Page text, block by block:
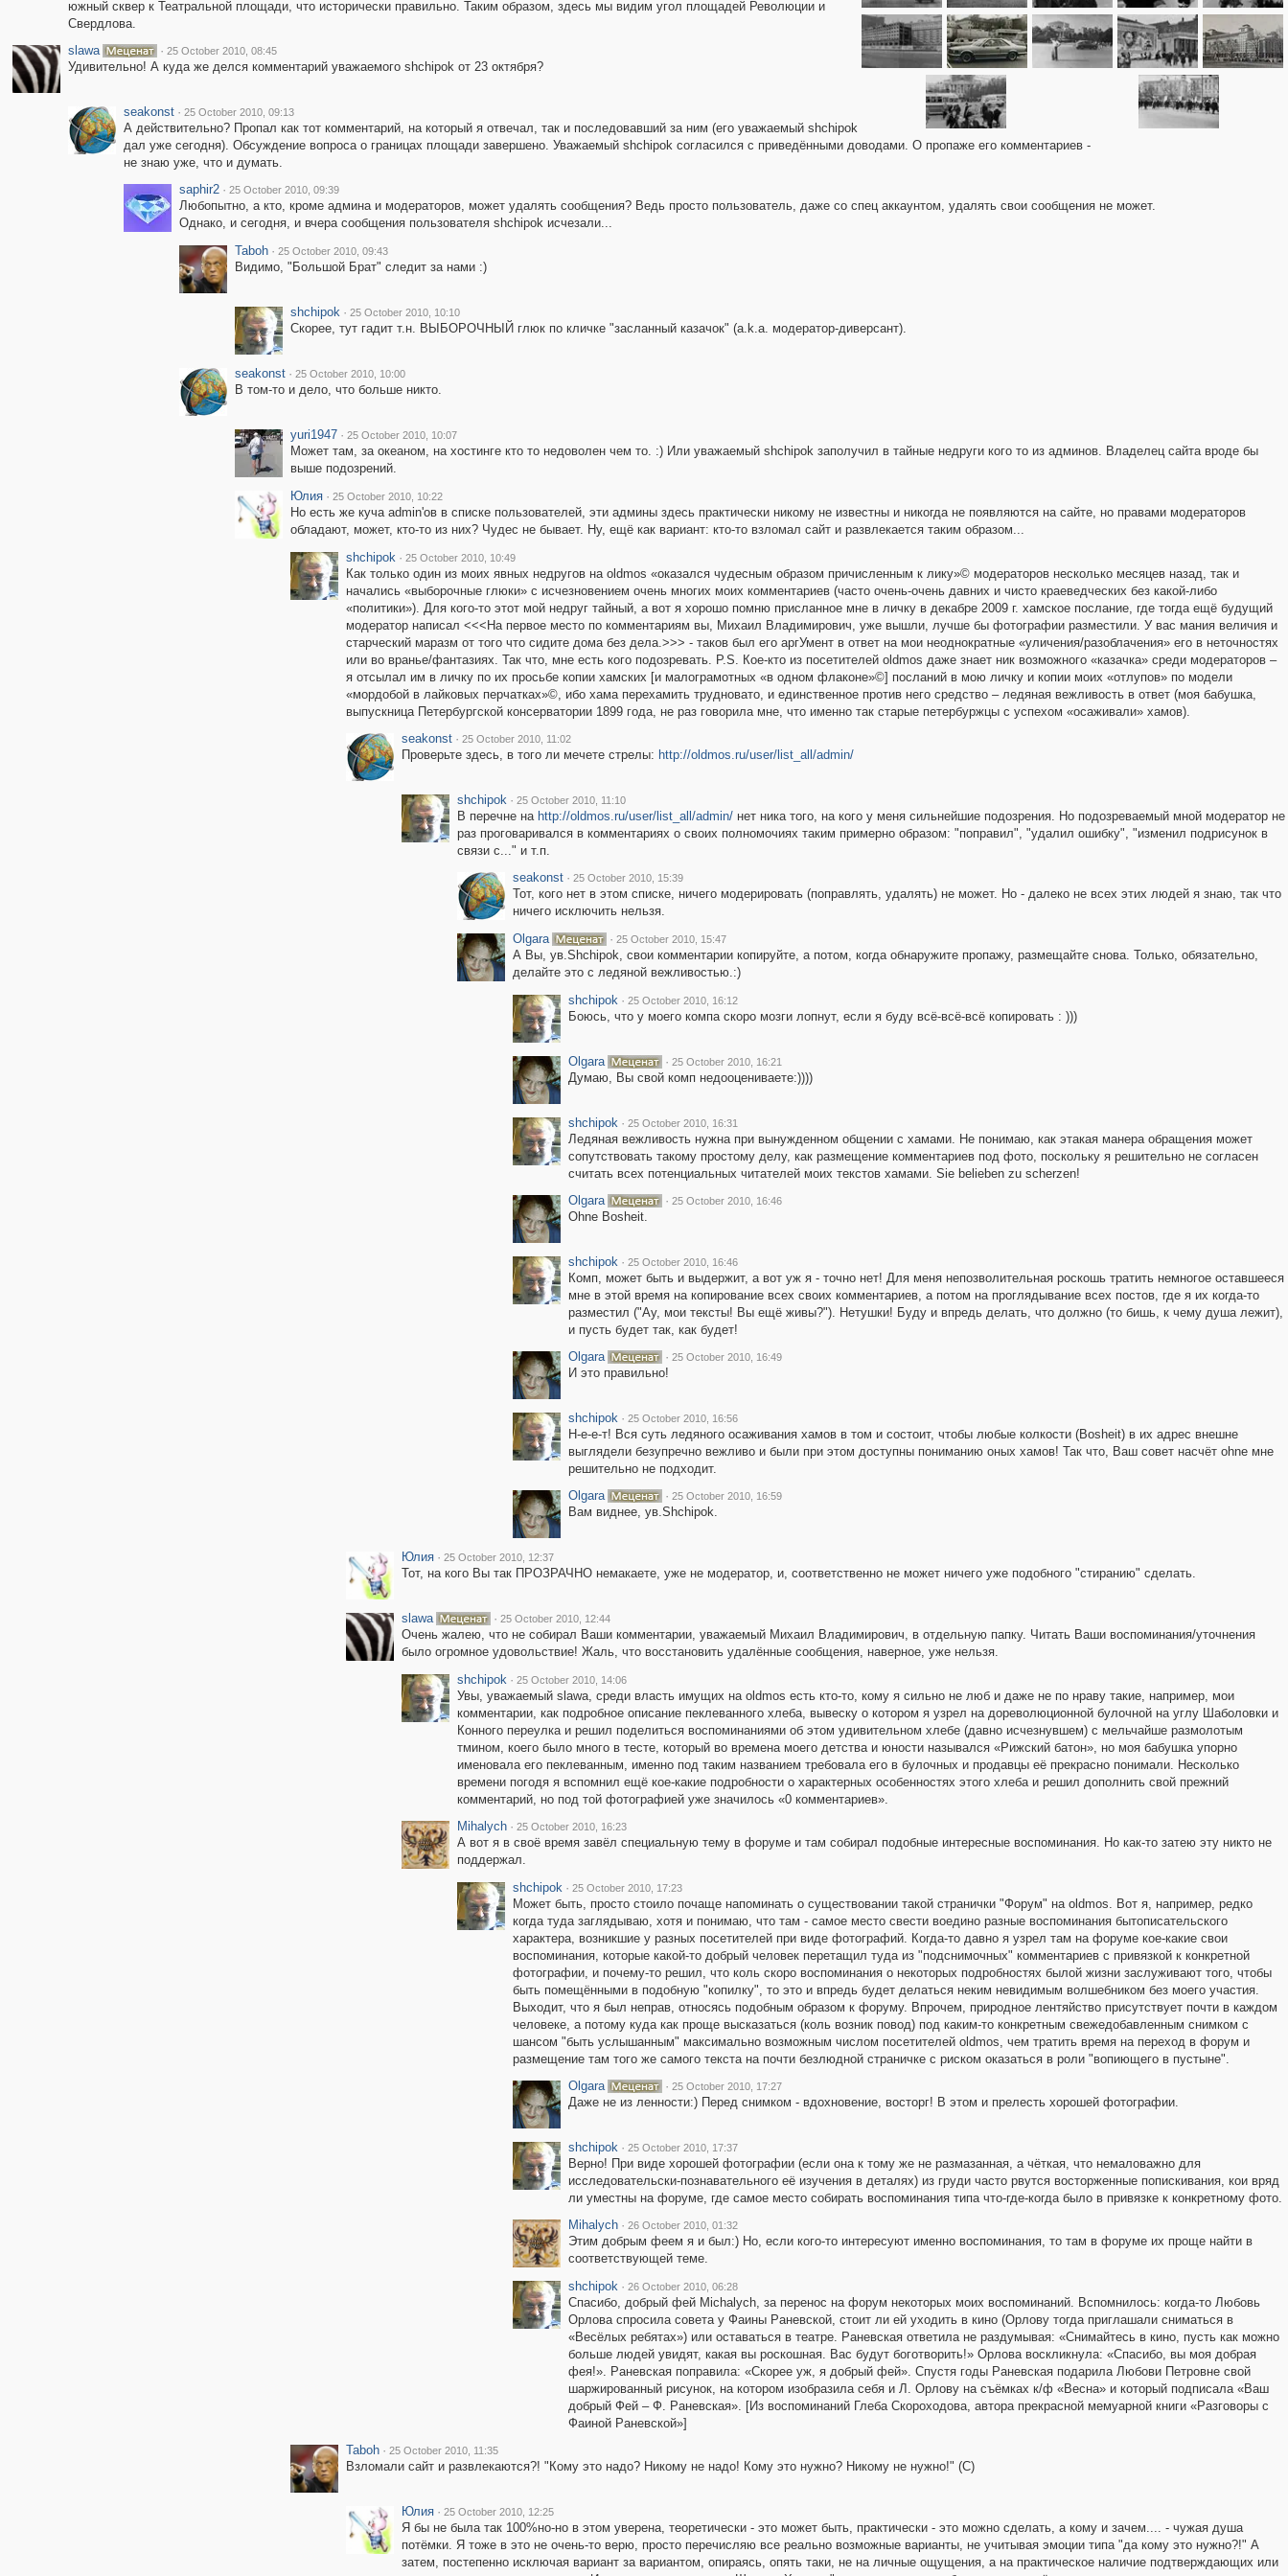
южный сквер к Театральной площади, что исторически правильно. Таким образом, здесь мы видим угол площадей Революции и
Свердлова.
slawa
· 25 October 2010, 08:45
Удивительно! А куда же делся комментарий уважаемого shchipok от 23 октября?
seakonst · 25 October 2010, 09:13
А действительно? Пропал как тот комментарий, на который я отвечал, так и последовавший за ним (его уважаемый shchipok
дал уже сегодня). Обсуждение вопроса о границах площади завершено. Уважаемый shchipok согласился с приведёнными доводами. О пропаже его комментариев -
не знаю уже, что и думать.
saphir2 · 25 October 2010, 09:39
Любопытно, а кто, кроме админа и модераторов, может удалять сообщения? Ведь просто пользователь, даже со спец аккаунтом, удалять свои сообщения не может.
Однако, и сегодня, и вчера сообщения пользователя shchipok исчезали...
Taboh · 25 October 2010, 09:43
Видимо, "Большой Брат" следит за нами :)
shchipok · 25 October 2010, 10:10
Скорее, тут гадит т.н. ВЫБОРОЧНЫЙ глюк по кличке "засланный казачок" (a.k.a. модератор-диверсант).
seakonst · 25 October 2010, 10:00
В том-то и дело, что больше никто.
yuri1947 · 25 October 2010, 10:07
Может там, за океаном, на хостинге кто то недоволен чем то. :) Или уважаемый shchipok заполучил в тайные недруги кого то из админов. Владелец сайта вроде бы
выше подозрений.
Юлия · 25 October 2010, 10:22
Но есть же куча admin'ов в списке пользователей, эти админы здесь практически никому не известны и никогда не появляются на сайте, но правами модераторов
обладают, может, кто-то из них? Чудес не бывает. Ну, ещё как вариант: кто-то взломал сайт и развлекается таким образом...
shchipok · 25 October 2010, 10:49
Как только один из моих явных недругов на oldmos «оказался чудесным образом причисленным к лику»© модераторов несколько месяцев назад, так и
начались «выборочные глюки» с исчезновением очень многих моих комментариев (часто очень-очень давних и чисто краеведческих без какой-либо
«политики»). Для кого-то этот мой недруг тайный, а вот я хорошо помню присланное мне в личку в декабре 2009 г. хамское послание, где тогда ещё будущий
модератор написал <<<На первое место по комментариям вы, Михаил Владимирович, уже вышли, лучше бы фотографии разместили. У вас мания величия и
старческий маразм от того что сидите дома без дела.>>> - таков был его аргУмент в ответ на мои неоднократные «уличения/разоблачения» его в неточностях
или во вранье/фантазиях. Так что, мне есть кого подозревать. P.S. Кое-кто из посетителей oldmos даже знает ник возможного «казачка» среди модераторов –
я отсылал им в личку по их просьбе копии хамских [и малограмотных «в одном флаконе»©] посланий в мою личку и копии моих «отлупов» по модели
«мордобой в лайковых перчатках»©, ибо хама перехамить трудновато, и единственное против него средство – ледяная вежливость в ответ (моя бабушка,
выпускница Петербургской консерватории 1899 года, не раз говорила мне, что именно так старые петербуржцы с успехом «осаживали» хамов).
seakonst · 25 October 2010, 11:02
Проверьте здесь, в того ли мечете стрелы: http://oldmos.ru/user/list_all/admin/
shchipok · 25 October 2010, 11:10
В перечне на http://oldmos.ru/user/list_all/admin/нет ника того, на кого у меня сильнейшие подозрения. Но подозреваемый мной модератор не
раз проговаривался в комментариях о своих полномочиях таким примерно образом: "поправил", "удалил ошибку", "изменил подрисунок в
связи с..." и т.п.
seakonst · 25 October 2010, 15:39
Тот, кого нет в этом списке, ничего модерировать (поправлять, удалять) не может. Но - далеко не всех этих людей я знаю, так что
ничего исключить нельзя.
Olgara
· 25 October 2010, 15:47
А Вы, ув.Shchipok, свои комментарии копируйте, а потом, когда обнаружите пропажу, размещайте снова. Только, обязательно,
делайте это с ледяной вежливостью.:)
shchipok · 25 October 2010, 16:12
Боюсь, что у моего компа скоро мозги лопнут, если я буду всё-всё-всё копировать : )))
Olgara · 25 October 2010, 16:21
Думаю, Вы свой комп недооцениваете:))))
shchipok · 25 October 2010, 16:31
Ледяная вежливость нужна при вынужденном общении с хамами. Не понимаю, как этакая манера обращения может
сопутствовать такому простому делу, как размещение комментариев под фото, поскольку я решительно не согласен
считать всех потенциальных читателей моих текстов хамами. Sie belieben zu scherzen!
Olgara
· 25 October 2010, 16:46
Ohne Bosheit.
shchipok · 25 October 2010, 16:46
Комп, может быть и выдержит, а вот уж я - точно нет! Для меня непозволительная роскошь тратить немногое оставшееся
мне в этой время на копирование всех своих комментариев, а потом на проглядывание всех постов, где я их когда-то
разместил ("Ау, мои тексты! Вы ещё живы?"). Нетушки! Буду и впредь делать, что должно (то бишь, к чему душа лежит),
и пусть будет так, как будет!
Olgara
· 25 October 2010, 16:49
И это правильно!
shchipok · 25 October 2010, 16:56
Н-е-е-т! Вся суть ледяного осаживания хамов в том и состоит, чтобы любые колкости (Bosheit) в их адрес внешне
выглядели безупречно вежливо и были при этом доступны пониманию оных хамов! Так что, Ваш совет насчёт ohne мне
решительно не подходит.
Olgara
· 25 October 2010, 16:59
Вам виднее, ув.Shchipok.
Юлия · 25 October 2010, 12:37
Тот, на кого Вы так ПРОЗРАЧНО немакаете, уже не модератор, и, соответственно не может ничего уже подобного "стиранию" сделать.
slawa · 25 October 2010, 12:44
Очень жалею, что не собирал Ваши комментарии, уважаемый Михаил Владимирович, в отдельную папку. Читать Ваши воспоминания/уточнения
было огромное удовольствие! Жаль, что восстановить удалённые сообщения, наверное, уже нельзя.
shchipok · 25 October 2010, 14:06
Увы, уважаемый slawa, среди власть имущих на oldmos есть кто-то, кому я сильно не люб и даже не по нраву такие, например, мои
комментарии, как подробное описание пеклеванного хлеба, вывеску о котором я узрел на дореволюционной булочной на углу Шаболовки и
Конного переулка и решил поделиться воспоминаниями об этом удивительном хлебе (давно исчезнувшем) с мельчайше размолотым
тмином, коего было много в тесте, который во времена моего детства и юности назывался «Рижский батон», но моя бабушка упорно
именовала его пеклеванным, именно под таким названием требовала его в булочных и продавцы её прекрасно понимали. Несколько
времени погодя я вспомнил ещё кое-какие подробности о характерных особенностях этого хлеба и решил дополнить свой прежний
комментарий, но под той фотографией уже значилось «0 комментариев».
Mihalych · 25 October 2010, 16:23
А вот я в своё время завёл специальную тему в форуме и там собирал подобные интересные воспоминания. Но как-то затею эту никто не
поддержал.
shchipok · 25 October 2010, 17:23
Может быть, просто стоило почаще напоминать о существовании такой странички "Форум" на oldmos. Вот я, например, редко
когда туда заглядываю, хотя и понимаю, что там - самое место свести воедино разные воспоминания бытописательского
характера, возникшие у разных посетителей при виде фотографий. Когда-то давно я узрел там на форуме кое-какие свои
воспоминания, которые какой-то добрый человек перетащил туда из "подснимочных" комментариев с привязкой к конкретной
фотографии, и почему-то решил, что коль скоро воспоминания о некоторых подробностях былой жизни заслуживают того, чтобы
быть помещёнными в подобную "копилку", то это и впредь будет делаться неким невидимым волшебником без моего участия.
Выходит, что я был неправ, относясь подобным образом к форуму. Впрочем, природное лентяйство присутствует почти в каждом
человеке, а потому куда как проще высказаться (коль возник повод) под каким-то конкретным свежедобавленным снимком с
шансом "быть услышанным" максимально возможным числом посетителей oldmos, чем тратить время на переход в форум и
размещение там того же самого текста на почти безлюдной страничке с риском оказаться в роли "вопиющего в пустыне".
Olgara
· 25 October 2010, 17:27
Даже не из ленности:) Перед снимком - вдохновение, восторг! В этом и прелесть хорошей фотографии.
shchipok · 25 October 2010, 17:37
Верно! При виде хорошей фотографии (если она к тому же не размазанная, а чёткая, что немаловажно для
исследовательски-познавательного её изучения в деталях) из груди часто рвутся восторженные попискивания, кои вряд
ли уместны на форуме, где самое место собирать воспоминания типа что-где-когда было в привязке к конкретному фото.
Mihalych · 26 October 2010, 01:32
Этим добрым феем я и был:) Но, если кого-то интересуют именно воспоминания, то там в форуме их проще найти в
соответствующей теме.
shchipok · 26 October 2010, 06:28
Спасибо, добрый фей Michalych, за перенос на форум некоторых моих воспоминаний. Вспомнилось: когда-то Любовь
Орлова спросила совета у Фаины Раневской, стоит ли ей уходить в кино (Орлову тогда приглашали сниматься в
«Весёлых ребятах») или оставаться в театре. Раневская ответила не раздумывая: «Снимайтесь в кино, пусть как можно
больше людей увидят, какая вы роскошная. Вас будут боготворить!» Орлова воскликнула: «Спасибо, вы моя добрая
фея!». Раневская поправила: «Скорее уж, я добрый фей». Спустя годы Раневская подарила Любови Петровне свой
шаржированный рисунок, на котором изобразила себя и Л. Орлову на съёмках к/ф «Весна» и который подписала «Ваш
добрый Фей – Ф. Раневская». [Из воспоминаний Глеба Скороходова, автора прекрасной мемуарной книги «Разговоры с
Фаиной Раневской»]
Taboh · 25 October 2010, 11:35
Взломали сайт и развлекаются?! "Кому это надо? Никому не надо! Кому это нужно? Никому не нужно!" (С)
Юлия · 25 October 2010, 12:25
Я бы не была так 100%но-но в этом уверена, теоретически - это может быть, практически - это можно сделать, а кому и зачем.... - чужая душа
потёмки. Я тоже в это не очень-то верю, просто перечисляю все реально возможные варианты, не учитывая эмоции типа "да кому это нужно?!" А
затем, постепенно исключая вариант за вариантом, опираясь, опять таки, не на личные ощущения, а на практическое наличие подтверждающих или